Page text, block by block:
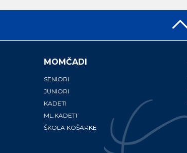
MOMČADI
SENIORI
JUNIORI
KADETI
ML.KADETI
ŠKOLA KOŠARKE